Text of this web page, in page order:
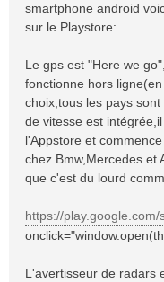
smartphone android
sur le Playstore:
Le gps est "Here we
fonctionne hors
choix,tous les pays
de vitesse est
l'Appstore et
chez Bmw,Mercedes et
que c'est du lourd
https://
L'avertisseur de radars